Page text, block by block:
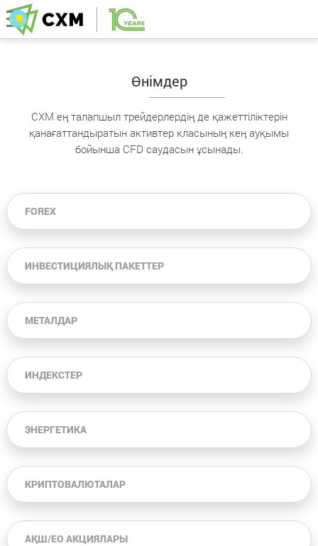
Өнімдер
CXM ең талапшыл трейдерлердің де қажеттіліктерін
қанағаттандыратын активтер класының кең ауқымы
бойынша CFD саудасын ұсынады.
FOREX
ИНВЕСТИЦИЯЛЫҚ ПАКЕТТЕР
МЕТАЛДАР
ИНДЕКСТЕР
ЭНЕРГЕТИКА
КРИПТОВАЛЮТАЛАР
АҚШ/ЕО АКЦИЯЛАРЫ